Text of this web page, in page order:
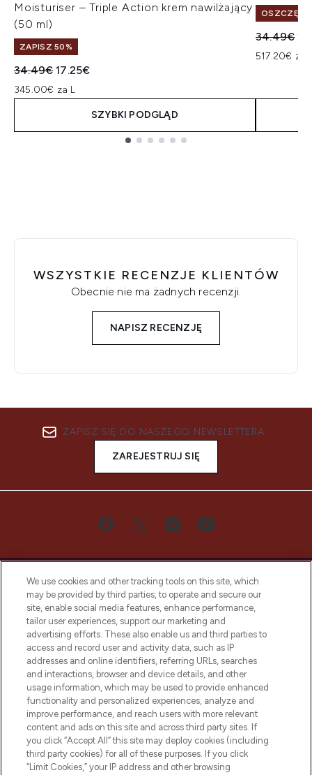
Moisturiser – Triple Action krem nawilżający
(50 ml)
ZAPISZ 50%
Sugerowana cena detaliczna:
34.49€Aktualna cena:
17.25€
345.00€ za L
SZYBKI PODGLĄD
OSZCZĘDŹ
34.49€
517.20€ za
WSZYSTKIE RECENZJE KLIENTÓW
Obecnie nie ma żadnych recenzji.
NAPISZ RECENZJĘ
ZAPISZ SIĘ DO NASZEGO NEWSLETTERA
ZAREJESTRUJ SIĘ
Bądź pierwszą osobą, która dowie się o
najnowszych produktach, od niszowych i
uznanych marek, sezonowych trendach i
otrzyma ekskluzywne artykuły redakcyjne
z Sunday Supplement.
Zgoda na pliki cookie
Do Not Sell or Share My Personal
Information
We use cookies and other tracking tools on this site, which
may be provided by third parties, to operate and secure our
site, enable social media features, enhance performance,
tailor user experiences, support our marketing and
advertising efforts. These also enable us and third parties to
access and record user and activity data, such as IP
addresses and online identifiers, referring URLs, searches
and interactions, browser and device details, and other
usage information, which may be used to provide enhanced
functionality and personalized experiences, analyze and
improve performance, and reach users with more relevant
content and ads on this site and across third party sites. If
you click “Accept All” this site may deploy cookies (including
third party cookies) for all of these purposes. If you click
“Limit Cookies,” your IP address and other browsing